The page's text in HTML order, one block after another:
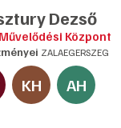
Dezső
Központ
ZALAEGERSZEG
KH
AH